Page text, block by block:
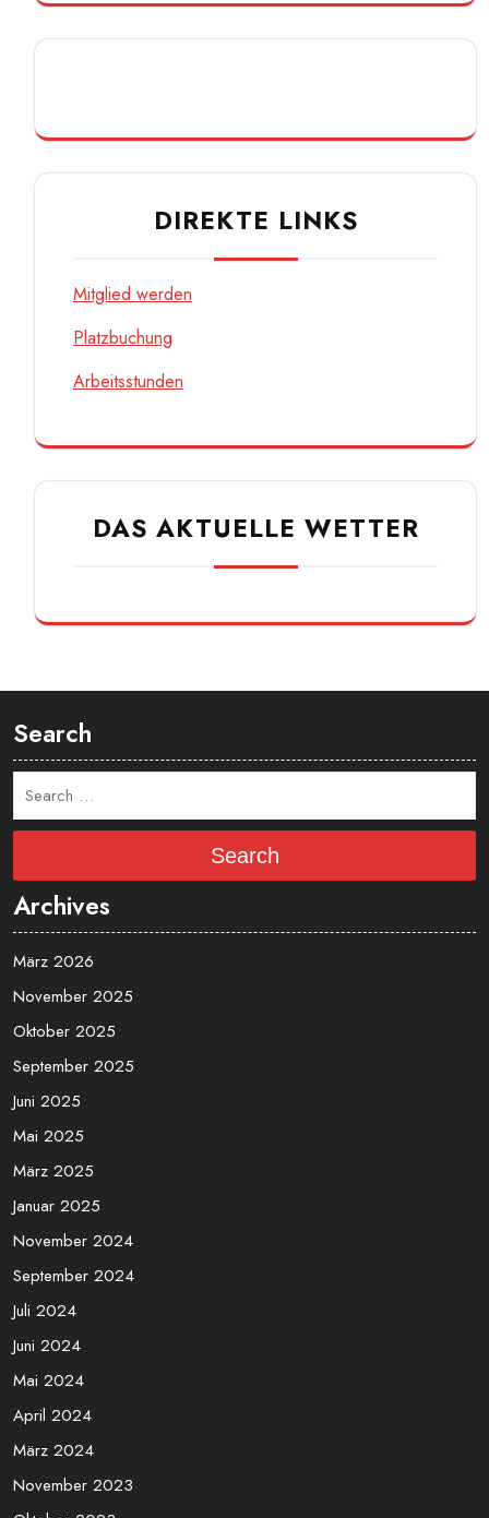
DIREKTE LINKS
Mitglied werden
Platzbuchung
Arbeitsstunden
DAS AKTUELLE WETTER
Search
Search
Archives
März 2026
November 2025
Oktober 2025
September 2025
Juni 2025
Mai 2025
März 2025
Januar 2025
November 2024
September 2024
Juli 2024
Juni 2024
Mai 2024
April 2024
März 2024
November 2023